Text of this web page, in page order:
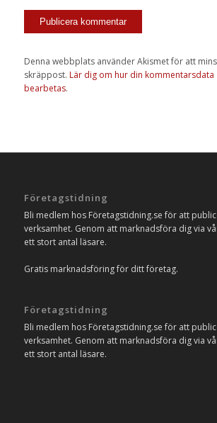
Denna webbplats använder Akismet för att
skräppost. Lär dig om hur din kommentarsdata
bearbetas.
Företagstidning
Bli medlem hos Företagstidning.se för att
verksamhet. Genom att marknadsföra dig via
ett stort antal läsare.
Gratis marknadsföring för ditt företag.
Företagstidning
Bli medlem hos Företagstidning.se för att
verksamhet. Genom att marknadsföra dig via
ett stort antal läsare.